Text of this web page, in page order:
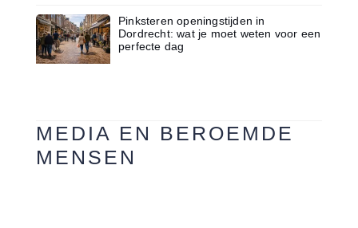
Pinksteren openingstijden in
Dordrecht: wat je moet weten voor een
perfecte dag
MEDIA EN BEROEMDE
MENSEN